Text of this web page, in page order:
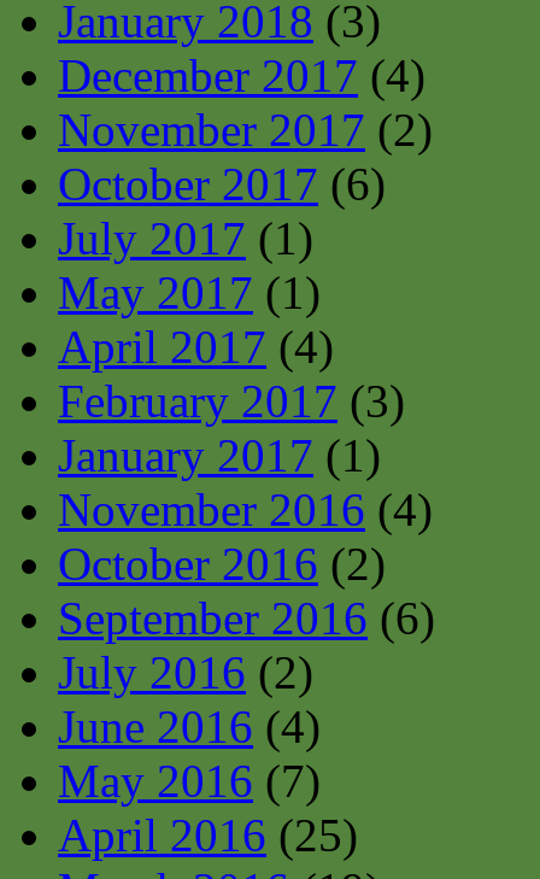
January 2018 (3)
December 2017 (4)
November 2017 (2)
October 2017 (6)
July 2017 (1)
May 2017 (1)
April 2017 (4)
February 2017 (3)
January 2017 (1)
November 2016 (4)
October 2016 (2)
September 2016 (6)
July 2016 (2)
June 2016 (4)
May 2016 (7)
April 2016 (25)